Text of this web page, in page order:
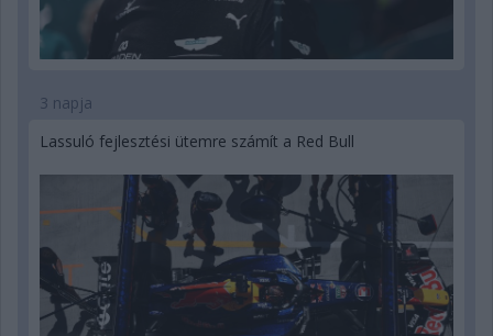
3 napja
Lassuló fejlesztési ütemre számít a Red Bull